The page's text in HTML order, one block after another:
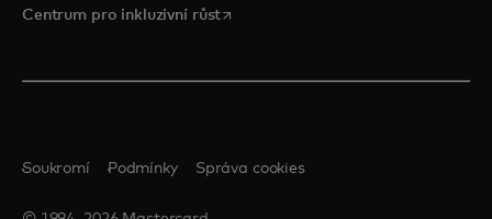
Centrum pro inkluzivní růstopens in a new tab
Soukromí Podmínky Správa cookies